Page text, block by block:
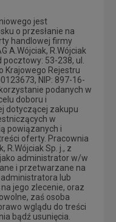
jest
o przesłanie na
handlowej firmy
A.Wójciak, R.Wójciak
53-238, ul.
Krajowego Rejestru
NIP: 897-16-
podanych w
doboru i
dotyczącej zakupu
w
powiązanych i
oferty. Pracownia
R.Wójciak Sp. j., z
administrator w/w
i przetwarzane na
lub
jego zlecenie, oraz
zaś osoba
wglądu do treści
bądź usunięcia.